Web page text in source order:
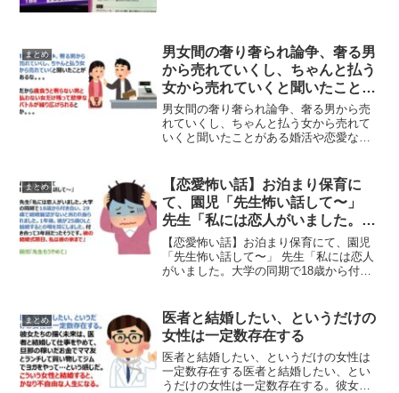
ど、家に帰ってから「あの...
まとめ
男女間の奢り奢られ論争、奢る男
から売れていくし、ちゃんと払う
女から売れていくと聞いたことが
ある
男女間の奢り奢られ論争、奢る男から売
れていくし、ちゃんと払う女から売れて
いくと聞いたことがある婚活や恋愛など
間の奢り奢られ論争ですが、結局は奢る
男から売れていくし、ちゃ...
まとめ
【恋愛怖い話】お泊まり保育に
て、園児「先生怖い話して〜」
先生「私には恋人がいました。大
学の同期で18歳から付き合い、
29歳で結婚願望がないと言われ」
【恋愛怖い話】お泊まり保育にて、園児
「先生怖い話して〜」 先生「私には恋人
がいました。大学の同期で18歳から付き
(@_tamaryokucha_) August...
まとめ
医者と結婚したい、というだけの
女性は一定数存在する
医者と結婚したい、というだけの女性は
一定数存在する医者と結婚したい、とい
うだけの女性は一定数存在する。彼女た